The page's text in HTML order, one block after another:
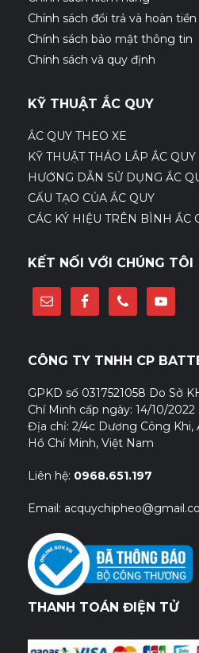
Chính sách đổi trả và hoàn tiền
Chính sách bảo mật thông tin
Chính sách và quy định
KỸ THUẬT ẮC QUY
ẮC QUY THEO XE
KỸ THUẬT THÁO LẮP ẮC QUY
HƯỚNG DẪN SỬ DỤNG ẮC
CẤU TẠO CỦA ẮC QUY
CÁC KÝ HIỆU TRÊN BÌNH ẮC
KẾT NỐI VỚI CHÚNG TÔI
CÔNG TY TNHH CP
GPKD số 0317521058 Do Sở
Chí Minh cấp ngày: 14/10/2022
Địa chỉ: 2/4c Dương Công Khi,
Hồ Chí Minh, Việt Nam
Liên hệ: 0968.651.197
Email:
THANH TOÁN ĐIỆN TỬ